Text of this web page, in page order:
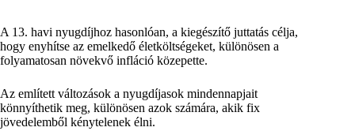
A 13. havi nyugdíjhoz hasonlóan, a kiegészítő juttatás célja,
hogy enyhítse az emelkedő életköltségeket, különösen a
folyamatosan növekvő infláció közepette.
Az említett változások a nyugdíjasok mindennapjait
könnyíthetik meg, különösen azok számára, akik fix
jövedelemből kénytelenek élni.